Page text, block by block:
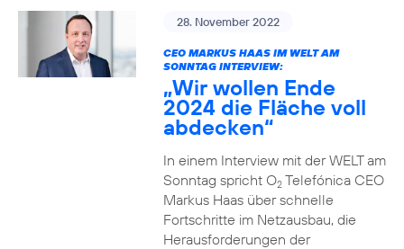
28. November 2022
CEO MARKUS HAAS IM WELT AM
SONNTAG INTERVIEW:
„Wir wollen Ende
2024 die Fläche voll
abdecken“
In einem Interview mit der WELT am
Sonntag spricht O2Telefónica CEO
Markus Haas über schnelle
Fortschritte im Netzausbau, die
Herausforderungen der